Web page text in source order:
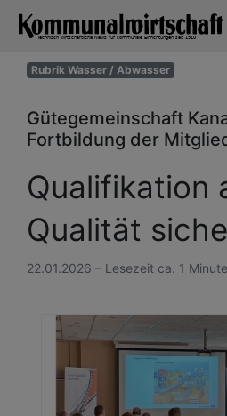
Rubrik Wasser / Abwasser
Gütegemeinschaft
Fortbildung der
Qualifikation
Qualität
22.01.2026 – Lesezeit ca. 1 Minute